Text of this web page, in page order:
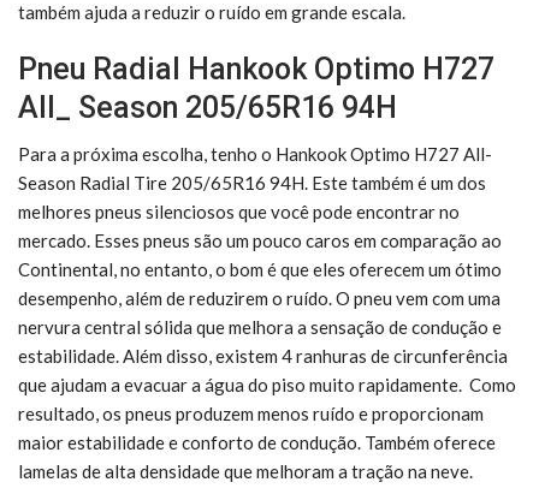
também ajuda a reduzir o ruído em grande escala.
Pneu Radial Hankook Optimo H727
All_ Season 205/65R16 94H
Para a próxima escolha, tenho o Hankook Optimo H727 All-
Season Radial Tire 205/65R16 94H. Este também é um dos
melhores pneus silenciosos que você pode encontrar no
mercado. Esses pneus são um pouco caros em comparação ao
Continental, no entanto, o bom é que eles oferecem um ótimo
desempenho, além de reduzirem o ruído. O pneu vem com uma
nervura central sólida que melhora a sensação de condução e
estabilidade. Além disso, existem 4 ranhuras de circunferência
que ajudam a evacuar a água do piso muito rapidamente. Como
resultado, os pneus produzem menos ruído e proporcionam
maior estabilidade e conforto de condução. Também oferece
lamelas de alta densidade que melhoram a tração na neve.